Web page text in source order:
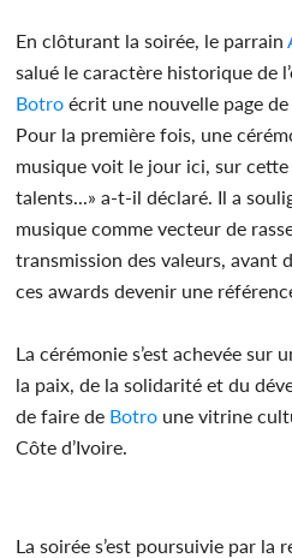
En clôturant la soirée, le parrain
salué le caractère historique de
Botro écrit une nouvelle page
Pour la première fois, une
musique voit le jour ici, sur
talents...» a-t-il déclaré. Il a
musique comme vecteur de
transmission des valeurs, avant
ces awards devenir une
La cérémonie s’est achevée sur
la paix, de la solidarité et du
de faire de Botro une vitrine
Côte d’Ivoire.
La soirée s’est poursuivie par la